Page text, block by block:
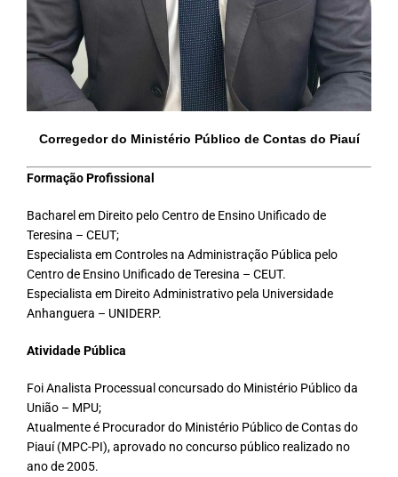
Corregedor do Ministério Público de Contas do Piauí
Formação Profissional
Bacharel em Direito pelo Centro de Ensino Unificado de
Teresina – CEUT;
Especialista em Controles na Administração Pública pelo
Centro de Ensino Unificado de Teresina – CEUT.
Especialista em Direito Administrativo pela Universidade
Anhanguera – UNIDERP.
Atividade Pública
Foi Analista Processual concursado do Ministério Público da
União – MPU;
Atualmente é Procurador do Ministério Público de Contas do
Piauí (MPC-PI), aprovado no concurso público realizado no
ano de 2005.